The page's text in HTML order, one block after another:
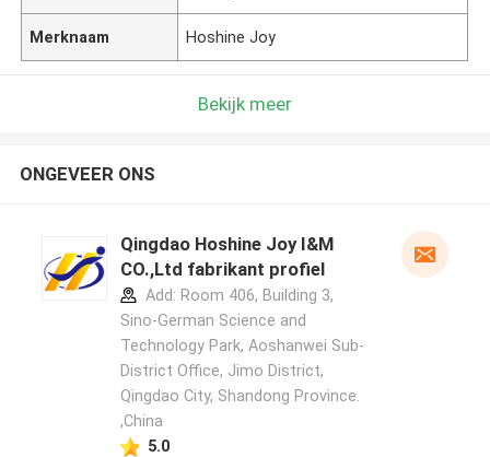
Merknaam Hoshine Joy
Bekijk meer
ONGEVEER ONS
Qingdao Hoshine Joy I&M
CO.,Ltd fabrikant profiel
Add: Room 406, Building 3,
Sino-German Science and
Technology Park, Aoshanwei Sub-
District Office, Jimo District,
Qingdao City, Shandong Province.
,China
5.0